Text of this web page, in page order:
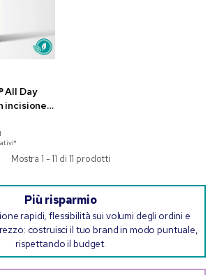
All Day
incisione a
1
Mostra 1 - 11 di 11 prodotti
Più risparmio
rapidi, flessibilità sui volumi degli ordini e
costruisci il tuo brand in modo puntuale,
rispettando il budget.